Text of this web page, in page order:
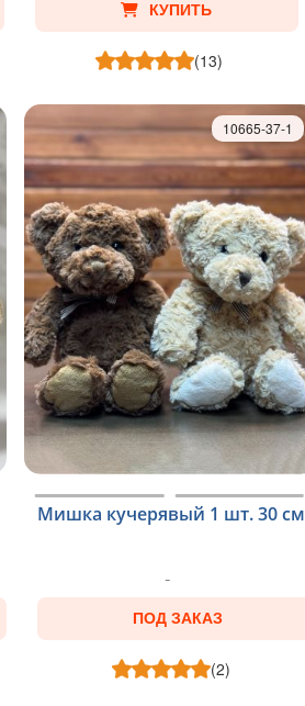
КУПИТЬ
(13)
Мишка кучерявый 1 шт. 30 см
10665-37-1
ПОД ЗАКАЗ
(2)